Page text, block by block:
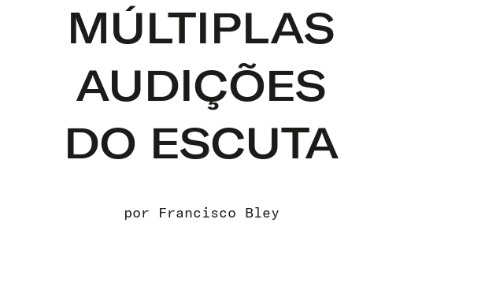
MÚLTIPLAS
AUDIÇÕES
DO ESCUTA
por Francisco Bley